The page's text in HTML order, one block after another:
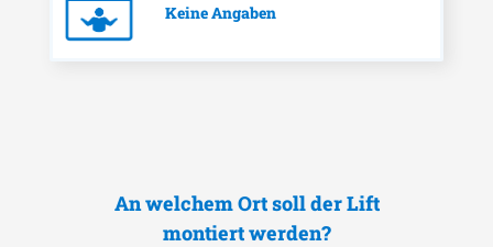
Keine Angaben
An welchem Ort soll der Lift
montiert werden?